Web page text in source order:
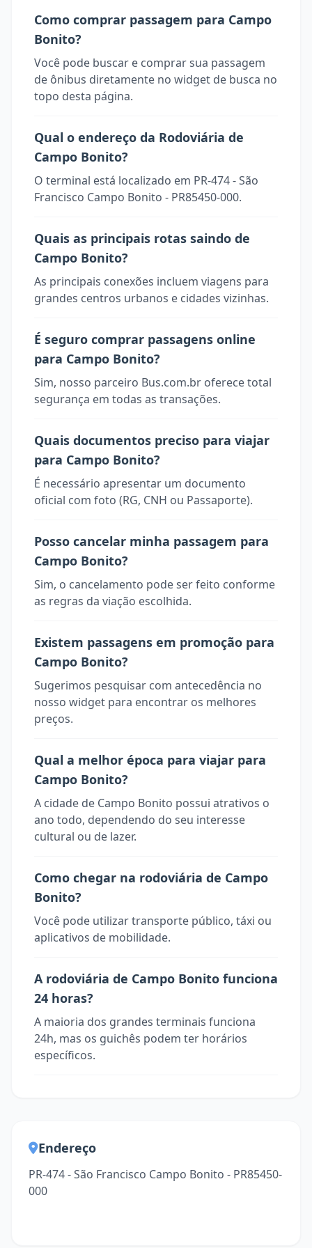
Como comprar passagem para Campo
Bonito?
Você pode buscar e comprar sua passagem
de ônibus diretamente no widget de busca no
topo desta página.
Qual o endereço da Rodoviária de
Campo Bonito?
O terminal está localizado em PR-474 - São
Francisco Campo Bonito - PR85450-000.
Quais as principais rotas saindo de
Campo Bonito?
As principais conexões incluem viagens para
grandes centros urbanos e cidades vizinhas.
É seguro comprar passagens online
para Campo Bonito?
Sim, nosso parceiro Bus.com.br oferece total
segurança em todas as transações.
Quais documentos preciso para viajar
para Campo Bonito?
É necessário apresentar um documento
oficial com foto (RG, CNH ou Passaporte).
Posso cancelar minha passagem para
Campo Bonito?
Sim, o cancelamento pode ser feito conforme
as regras da viação escolhida.
Existem passagens em promoção para
Campo Bonito?
Sugerimos pesquisar com antecedência no
nosso widget para encontrar os melhores
preços.
Qual a melhor época para viajar para
Campo Bonito?
A cidade de Campo Bonito possui atrativos o
ano todo, dependendo do seu interesse
cultural ou de lazer.
Como chegar na rodoviária de Campo
Bonito?
Você pode utilizar transporte público, táxi ou
aplicativos de mobilidade.
A rodoviária de Campo Bonito funciona
24 horas?
A maioria dos grandes terminais funciona
24h, mas os guichês podem ter horários
específicos.
Endereço
PR-474 - São Francisco Campo Bonito - PR85450-
000